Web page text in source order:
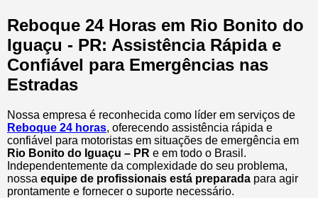
Reboque 24 Horas em Rio Bonito do
Iguaçu - PR: Assistência Rápida e
Confiável para Emergências nas
Estradas
Nossa empresa é reconhecida como líder em serviços de
Reboque 24 horas, oferecendo assistência rápida e
confiável para motoristas em situações de emergência em
Rio Bonito do Iguaçu – PR e em todo o Brasil.
Independentemente da complexidade do seu problema,
nossa equipe de profissionais está preparada para agir
prontamente e fornecer o suporte necessário.